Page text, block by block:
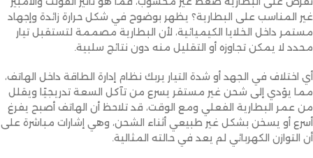
غير المناسب على البطارية؟ يظهر بوضوح في شكل حرارة زائدة وإجهاد
مستمر داخل الخلايا الكيميائية، لأن البطارية مصممة لتستقبل تيار
محدد لا يمكن تجاوزه أو التقليل منه دون نتائج سلبية.
أي اختلاف في الجهد أو شدة التيار يربك نظام إدارة الطاقة داخل الهاتف،
مما يؤدي إلى شحن غير مستقر يسرع من تآكل السعة تدريجيًا ويقلل
من عمر البطارية الفعلي ومع الوقت، قد تلاحظ أن الهاتف أصبح يفرغ
أسرع أو يسخن بشكل غير طبيعي أثناء الشحن، وهي إشارات مباشرة على
أن التوازن الكهربائي لم يعد في حالته المثالية.